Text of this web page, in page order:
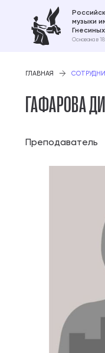
музыки
Гнесиных
Основана в
ГЛАВНАЯ
ГАФАРОВА
Преподаватель